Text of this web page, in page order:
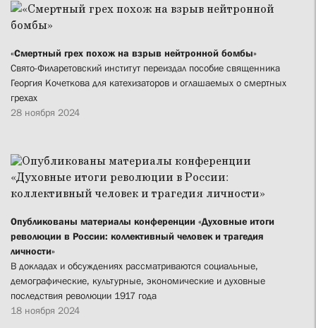
«Смертный грех похож на взрыв нейтронной бомбы»
Свято-Филаретовский институт переиздал пособие священника
Георгия Кочеткова для катехизаторов и оглашаемых о смертных
грехах
28 ноября 2024
Опубликованы материалы конференции «Духовные итоги
революции в России: коллективный человек и трагедия
личности»
В докладах и обсуждениях рассматриваются социальные,
демографические, культурные, экономические и духовные
последствия революции 1917 года
18 ноября 2024